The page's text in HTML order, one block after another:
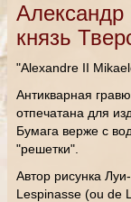
князь
"Alexandre II
Антикварная
отпечатана для
Бумага верже с
"решетки".
Автор рисунка
Lespinasse (ou de